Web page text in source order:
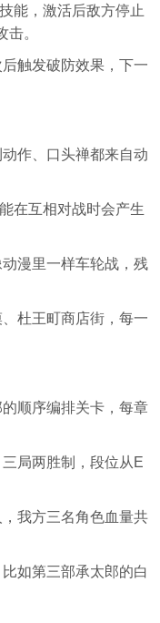
能，激活后敌方停止
。
触发破防效果，下一
作、口头禅都来自动
在互相对战时会产生
漫里一样车轮战，残
杜王町商店街，每一
顺序编排关卡，每章
局两胜制，段位从E
我方三名角色血量共
如第三部承太郎的白